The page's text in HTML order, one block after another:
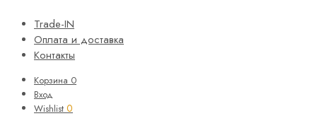
Trade-IN
Оплата и доставка
Контакты
Корзина 0
Вход
Wishlist 0